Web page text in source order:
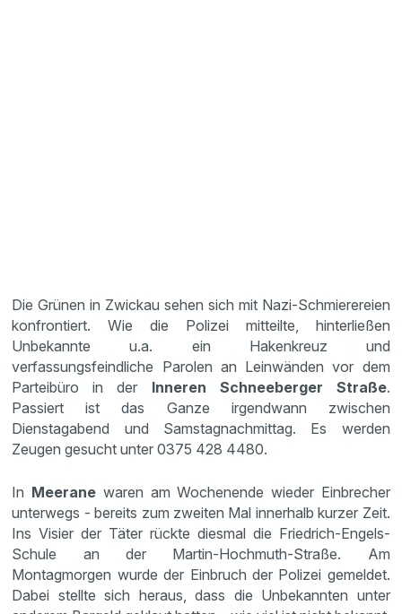
Die Grünen in Zwickau sehen sich mit Nazi-Schmierereien
konfrontiert. Wie die Polizei mitteilte, hinterließen
Unbekannte u.a. ein Hakenkreuz und
verfassungsfeindliche Parolen an Leinwänden vor dem
Parteibüro in der Inneren Schneeberger Straße.
Passiert ist das Ganze irgendwann zwischen
Dienstagabend und Samstagnachmittag. Es werden
Zeugen gesucht unter 0375 428 4480.
In Meerane waren am Wochenende wieder Einbrecher
unterwegs - bereits zum zweiten Mal innerhalb kurzer Zeit.
Ins Visier der Täter rückte diesmal die Friedrich-Engels-
Schule an der Martin-Hochmuth-Straße. Am
Montagmorgen wurde der Einbruch der Polizei gemeldet.
Dabei stellte sich heraus, dass die Unbekannten unter